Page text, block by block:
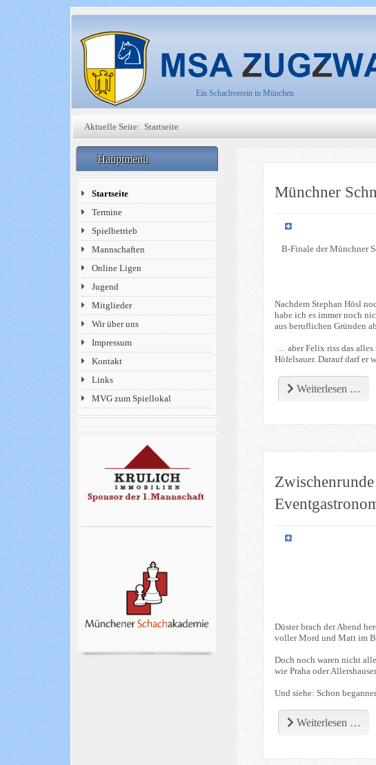
Ein Schachverein in München
Aktuelle Seite:Startseite
Hauptmenü
Startseite
Termine
Spielbetrieb
Mannschaften
Online Ligen
Jugend
Mitglieder
Wir über uns
Impressum
Kontakt
Links
MVG zum Spiellokal
Münchner
B-Finale der Münchner
Nachdem Stephan Hösl
habe ich es immer noch
aus beruflichen Gründen
… aber Felix riss das alles
Höfelsauer. Darauf darf er
Weiterlesen …
Düster brach der Abend
voller Mord und Matt im
Doch noch waren nicht
wie Praha oder
Und siehe: Schon
Weiterlesen …